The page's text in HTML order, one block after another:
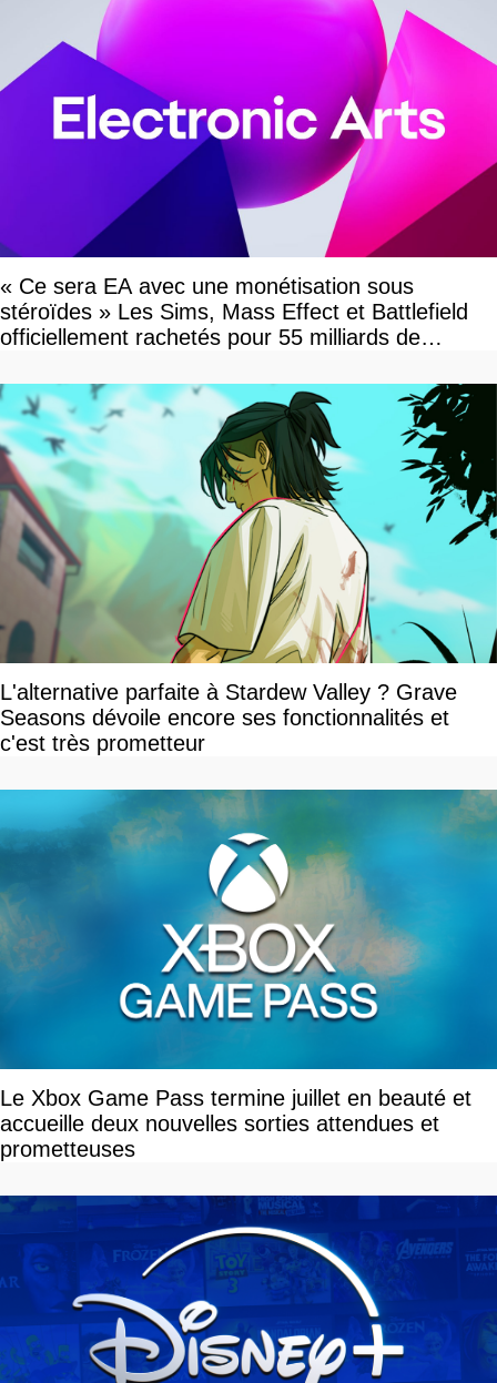
« Ce sera EA avec une monétisation sous
stéroïdes » Les Sims, Mass Effect et Battlefield
officiellement rachetés pour 55 milliards de
L'alternative parfaite à Stardew Valley ? Grave
Seasons dévoile encore ses fonctionnalités et
c'est très prometteur
Le Xbox Game Pass termine juillet en beauté et
accueille deux nouvelles sorties attendues et
prometteuses